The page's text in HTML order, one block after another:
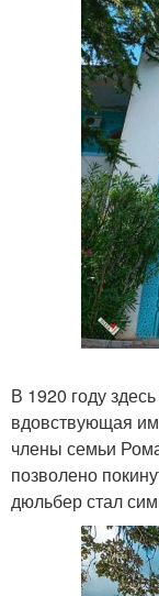
В 1920 году
вдовствующая
члены семьи
позволено
дюльбер стал